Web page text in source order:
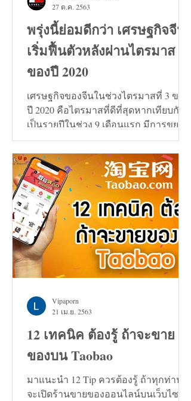
พรุ่งนี้ย่อมดีกว่า เศรษฐกิจจีน
เริ่มฟื้นตัวหลังผ่านไตรมาส 3
ของปี 2020
เศรษฐกิจของจีนในช่วงไตรมาสที่ 3 ของ
ปี 2020 คือไตรมาสที่ดีที่สุดหากเทียบกัน
เป็นรายปีในช่วง 9 เดือนแรก มีการขยาย
ตัวเพิ่มขึ้น 0.7%
27 ต.ค. 2563
12 เทคนิค ต้องรู้ ถ้าจะขาย
ของบน Taobao
มาแนะนำ 12 Tip ควรต้องรู้ ถ้าทุกท่าน
จะเปิดร้านขายของออนไลน์บนเว็บไซต์
Vipaporn
21 เม.ย. 2563